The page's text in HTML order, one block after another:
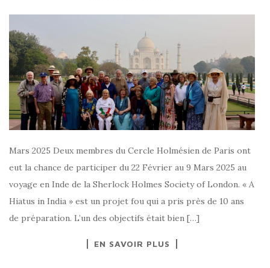
Mars 2025 Deux membres du Cercle Holmésien de Paris ont
eut la chance de participer du 22 Février au 9 Mars 2025 au
voyage en Inde de la Sherlock Holmes Society of London. « A
Hiatus in India » est un projet fou qui a pris près de 10 ans
de préparation. L’un des objectifs était bien […]
EN SAVOIR PLUS